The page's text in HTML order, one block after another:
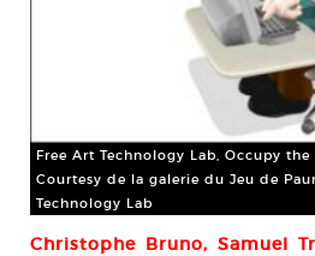
Free Art Technology Lab, Occupy the
Courtesy de la galerie du Jeu de
Technology Lab
Christophe Bruno, Samuel